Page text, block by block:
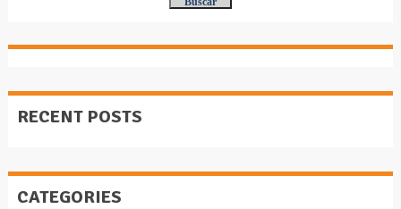
RECENT POSTS
CATEGORIES